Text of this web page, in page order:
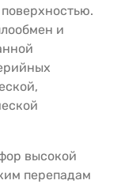
и
высокой
перепадам